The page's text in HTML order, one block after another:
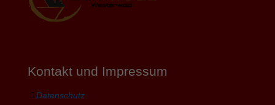
Kontakt und Impressum
Datenschutz